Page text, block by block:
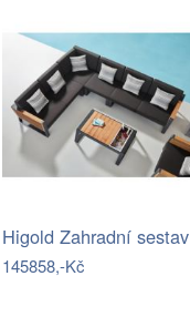
145858,-Kč